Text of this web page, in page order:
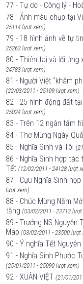
77 - Tự do - Công lý -
78 - Ảnh màu chụp tại
25114 lượt xem)
79 - 18 hình ảnh về tự
25263 lượt xem)
80 - Thiên tai và lối ứng
24783 lượt xem)
81 - Người Việt ‘‘khâm
(22/03/2011 - 25109 lượt xem)
82 - 25 hình động đất
25024 lượt xem)
83 - Trên 12 ngàn tấm
84 - Thơ Mừng Ngày
85 - Nghĩa Sinh và Tôi
86 - Nghĩa Sinh hợp tác
Tết (12/02/2011 - 24128 lượt
87 - Cựu Nghĩa Sinh
lượt xem)
88 - Chúc Mừng Năm
tặng (03/02/2011 - 23713 lượt
89 - Trưởng NS Nguyễn
Mão (03/02/2011 - 23500 lượt
90 - Ý nghĩa Tết
91 - Nghĩa Sinh Phước
(25/01/2011 - 25090 lượt xem)
92 - XUÂN VIỆT (21/01/